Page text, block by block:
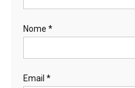
Nome *
Email *